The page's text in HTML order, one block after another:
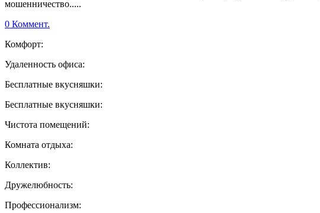
мошенничество.....
0 Коммент.
Комфорт:
Удаленность офиса:
Бесплатные вкусняшки:
Бесплатные вкусняшки:
Чистота помещений:
Комната отдыха:
Коллектив:
Дружелюбность:
Профессионализм: